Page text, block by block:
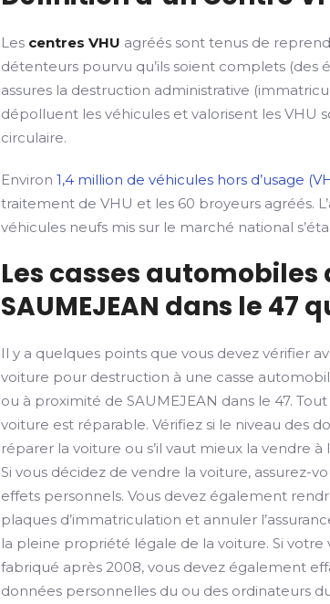
Les centres VHU agréés sont tenus de
détenteurs pourvu qu’ils soient complets
assures la destruction administrative
dépolluent les véhicules et valorisent les VHU
circulaire.
Environ1,4 million de véhicules hors d’usage
traitement de VHU et les 60 broyeurs agréés.
véhicules neufs mis sur le marché national
Les casses
SAUMEJEAN dans le
Il y a quelques points que vous devez vérifier
voiture pour destruction à une casse
ou à proximité de SAUMEJEAN dans le 47. Tout
voiture est réparable. Vérifiez si le niveau des
réparer la voiture ou s’il vaut mieux la vendre à
Si vous décidez de vendre la voiture, assurez-
effets personnels. Vous devez également
plaques d’immatriculation et annuler
la pleine propriété légale de la voiture. Si votre
fabriqué après 2008, vous devez également
données personnelles du ou des ordinateurs